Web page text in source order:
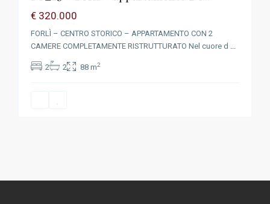
€ 320.000
FORLÌ – CENTRO STORICO – APPARTAMENTO CON 2
CAMERE COMPLETAMENTE RISTRUTTURATO Nel cuore d
2 2 88 m2